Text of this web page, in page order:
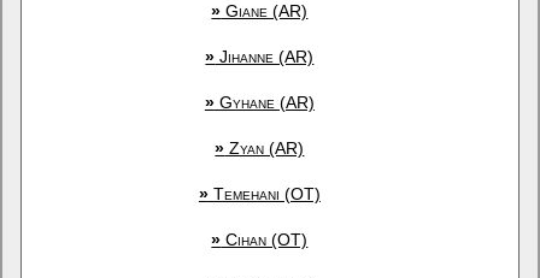
» Giane (AR)
» Jihanne (AR)
»Gyhane (AR)
» Zyan (AR)
»Temehani (OT)
» Cihan (OT)